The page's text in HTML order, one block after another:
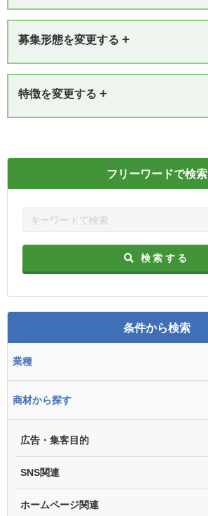
募集形態を変更する +
特徴を変更する +
フリーワードで検索
検索する
条件から検索
業種
商材から探す
広告・集客目的
SNS関連
ホームページ関連